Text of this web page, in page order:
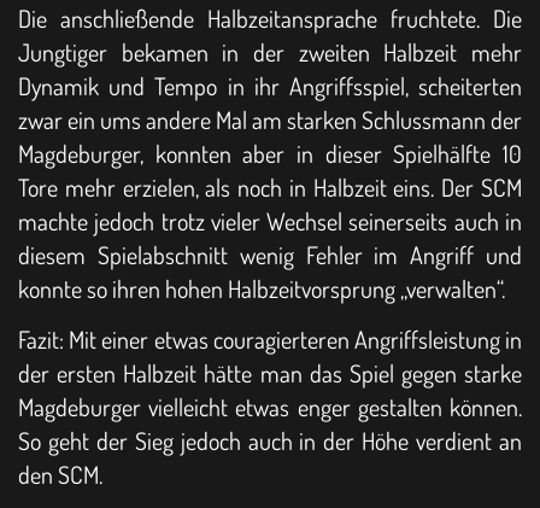
Die anschließende Halbzeitansprache fruchtete. Die
Jungtiger bekamen in der zweiten Halbzeit mehr
Dynamik und Tempo in ihr Angriffsspiel, scheiterten
zwar ein ums andere Mal am starken Schlussmann der
Magdeburger, konnten aber in dieser Spielhälfte 10
Tore mehr erzielen, als noch in Halbzeit eins. Der SCM
machte jedoch trotz vieler Wechsel seinerseits auch in
diesem Spielabschnitt wenig Fehler im Angriff und
konnte so ihren hohen Halbzeitvorsprung „verwalten“.
Fazit: Mit einer etwas couragierteren Angriffsleistung in
der ersten Halbzeit hätte man das Spiel gegen starke
Magdeburger vielleicht etwas enger gestalten können.
So geht der Sieg jedoch auch in der Höhe verdient an
den SCM.